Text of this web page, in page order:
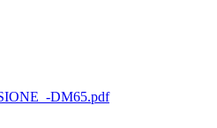
DM65.pdf